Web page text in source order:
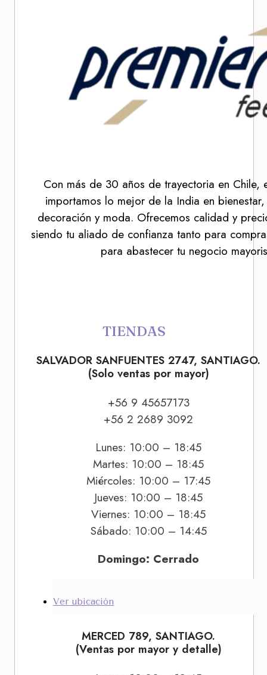
Con más de 30 años de trayectoria en Chile,
importamos lo mejor de la India en
decoración y moda. Ofrecemos calidad y
siendo tu aliado de confianza tanto para
para abastecer tu negocio
TIENDAS
SALVADOR SANFUENTES 2747, SANTIAGO.
(Solo ventas por mayor)
+56 9 45657173
+56 2 2689 3092
Lunes: 10:00 – 18:45
Martes: 10:00 – 18:45
Miércoles: 10:00 – 17:45
Jueves: 10:00 – 18:45
Viernes: 10:00 – 18:45
Sábado: 10:00 – 14:45
Domingo: Cerrado
Ver ubicación
MERCED 789, SANTIAGO.
(Ventas por mayor y detalle)